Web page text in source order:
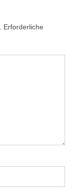
Erforderliche